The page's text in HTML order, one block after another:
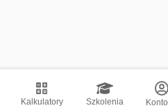
Kalkulatory Szkolenia Konto